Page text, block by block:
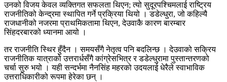
उनको विजय केवल व्यक्तिगत सफलता थिएन; त्यो सुदूरपश्चिमलाई राष्ट्रिय
राजनीतिको केन्द्रमा स्थापित गर्ने प्रक्रिया थियो । डडेल्धुरा, जो कहिल्यै
राजधानीको नजरमा प्राथमिकतामा थिएन, देउवाकै कारण बारम्बार
सिंहदरबारको ध्यानमा आयो ।
तर राजनीति स्थिर हुँदैन । समयसँगै नेतृत्व पनि बदलिन्छ । देउवाको सक्रिय
राजनीतिक यात्राको उत्तरार्धसँगै कांग्रेसभित्र र डडेल्धुरामा पुस्तान्तरणको
चर्चा सुरु भयो । यही सन्दर्भमा नैनसिंह महरको उदयलाई धेरैले स्वाभाविक
उत्तराधिकारीको रूपमा हेरेका छन् ।